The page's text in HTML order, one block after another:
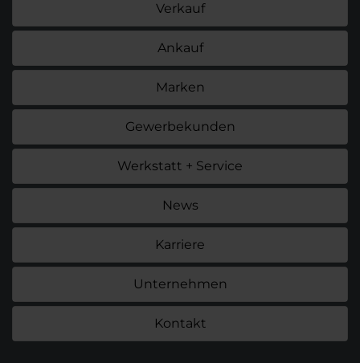
Verkauf
Ankauf
Marken
Gewerbekunden
Werkstatt + Service
News
Karriere
Unternehmen
Kontakt